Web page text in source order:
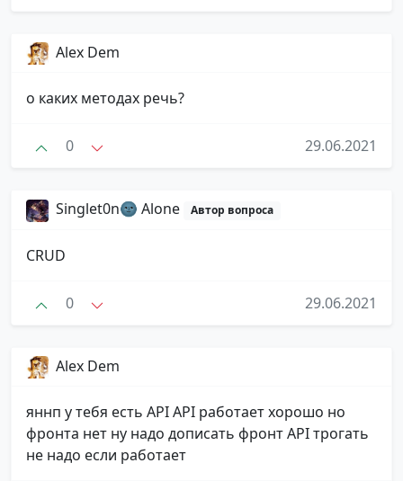
Alex Dem
о каких методах речь?
0 29.06.2021
Singlet0n🌚 Alone Автор вопроса
CRUD
0 29.06.2021
Alex Dem
яннп у тебя есть API API работает хорошо но
фронта нет ну надо дописать фронт API трогать
не надо если работает